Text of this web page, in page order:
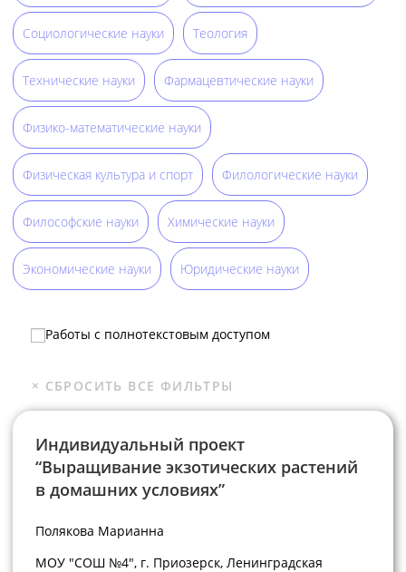
Социологические науки Теология
Технические науки Фармацевтические науки
Физико-математические науки
Физическая культура и спорт Филологические науки
Философские науки Химические науки
Экономические науки Юридические науки
Работы с полнотекстовым доступом
Индивидуальный проект
“Выращивание экзотических растений
в домашних условиях”
Полякова Марианна
МОУ "СОШ №4", г. Приозерск, Ленинградская